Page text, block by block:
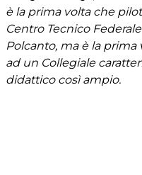
è la prima volta che
Centro Tecnico
Polcanto, ma è la
ad un Collegiale
didattico così ampio.